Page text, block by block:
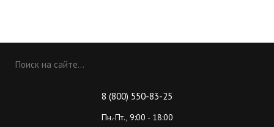
8 (800) 550-83-25
Пн.-Пт., 9:00 - 18:00